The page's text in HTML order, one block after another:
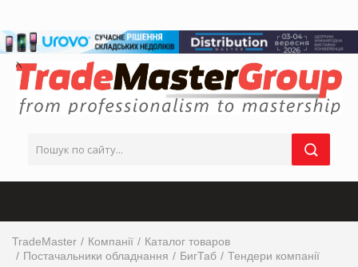
TradeMaster Компанії
Каталог товаров
Постачальники обладнання
БигТаб Тендери компанії